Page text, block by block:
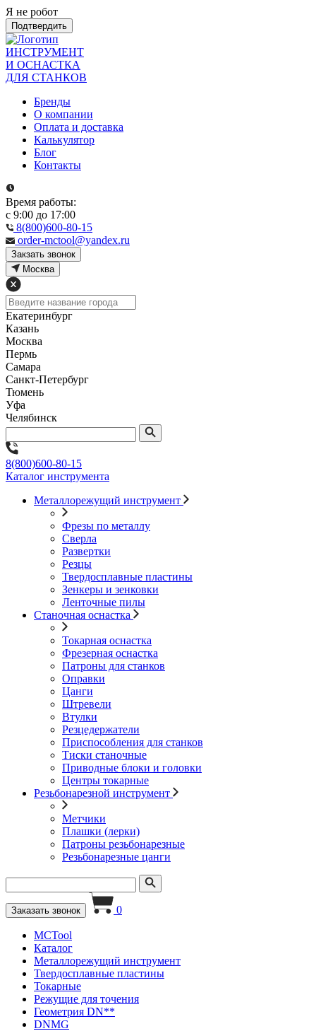
Я не робот
Подтвердить
ИНСТРУМЕНТ
И ОСНАСТКА
ДЛЯ СТАНКОВ
Бренды
О компании
Оплата и доставка
Калькулятор
Блог
Контакты
Время работы:
с 9:00 до 17:00
8(800)600-80-15
order-mctool@yandex.ru
Закзать звонок
Москва
Екатеринбург
Казань
Москва
Пермь
Самара
Санкт-Петербург
Тюмень
Уфа
Челябинск
8(800)600-80-15
Каталог инструмента
Металлорежущий инструмент
Фрезы по металлу
Сверла
Развертки
Резцы
Твердосплавные пластины
Зенкеры и зенковки
Ленточные пилы
Станочная оснастка
Токарная оснастка
Фрезерная оснастка
Патроны для станков
Оправки
Цанги
Штревели
Втулки
Резцедержатели
Приспособления для станков
Тиски станочные
Приводные блоки и головки
Центры токарные
Резьбонарезной инструмент
Метчики
Плашки (лерки)
Патроны резьбонарезные
Резьбонарезные цанги
Заказать звонок 0
MCTool
Каталог
Металлорежущий инструмент
Твердосплавные пластины
Токарные
Режущие для точения
Геометрия DN**
DNMG